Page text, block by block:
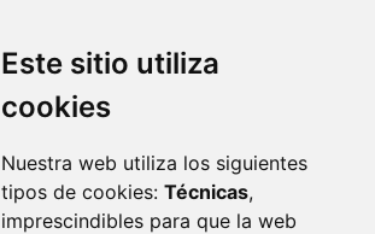
Este sitio utiliza
cookies
Nuestra web utiliza los siguientes
tipos de cookies: Técnicas,
imprescindibles para que la web